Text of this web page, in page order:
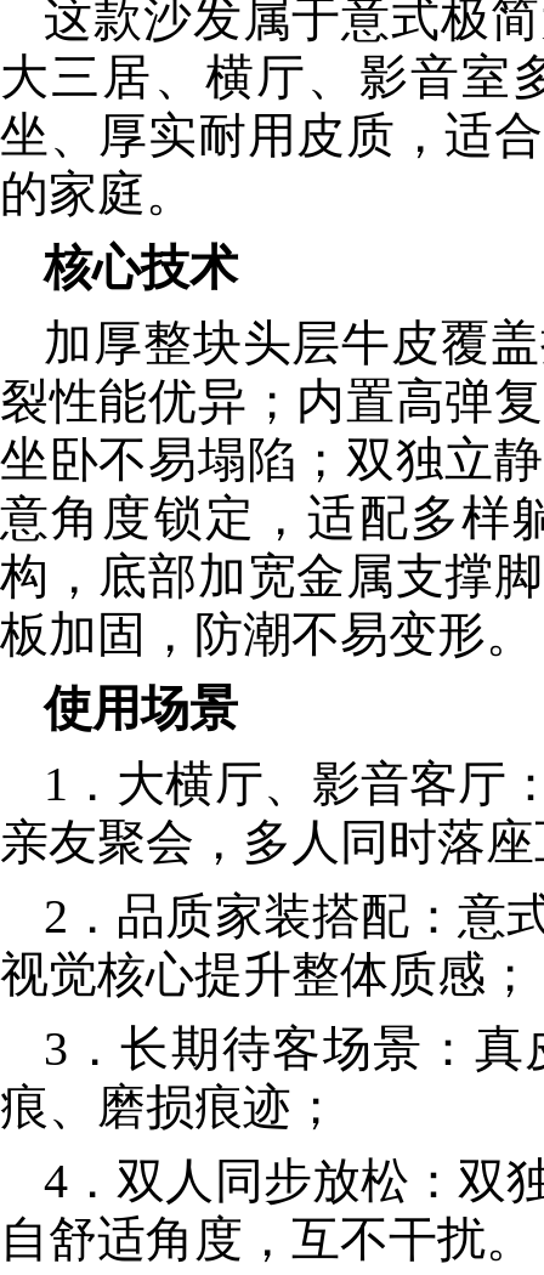
这款沙发属于意式极
大三居、横厅、影音室
坐、厚实耐用皮质，适
的家庭。
核心技术
加厚整块头层牛皮覆
裂性能优异；内置高弹
坐卧不易塌陷；双独立
意角度锁定，适配多样
构，底部加宽金属支撑
板加固，防潮不易变形。
使用场景
1．大横厅、影音客厅
亲友聚会，多人同时落
2．品质家装搭配：意
视觉核心提升整体质感；
3．长期待客场景：
痕、磨损痕迹；
4．双人同步放松：双
自舒适角度，互不干扰。